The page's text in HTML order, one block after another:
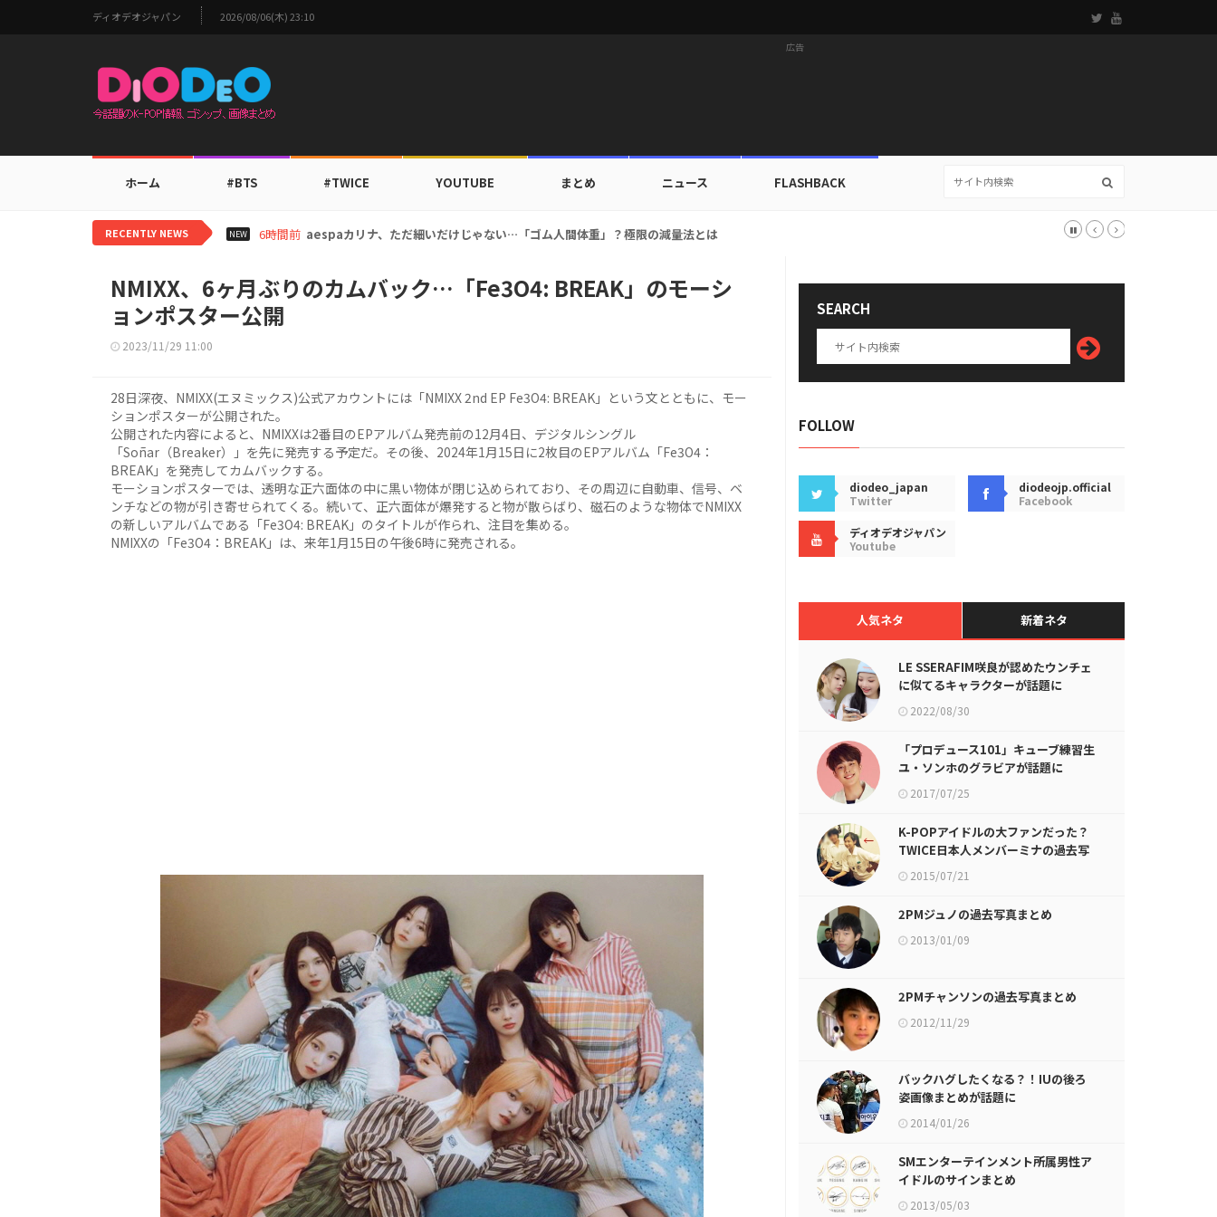
ディオデオジャパン 2026/08/06(木) 23:10
広告
ホーム #BTS #TWICE YOUTUBE まとめ ニュース FLASHBACK
RECENTLY NEWS NEW 8時間前 TWICEモモ、家族にワールドツアーの旅行費用全額サポート！22カ国・64都市以上
NMIXX、6ヶ月ぶりのカムバック…「Fe3O4: BREAK」のモーシ
ョンポスター公開
2023/11/29 11:00
28日深夜、NMIXX(エヌミックス)公式アカウントには「NMIXX 2nd EP Fe3O4: BREAK」という文とともに、モー
ションポスターが公開された。
公開された内容によると、NMIXXは2番目のEPアルバム発売前の12月4日、デジタルシングル
「Soñar（Breaker）」を先に発売する予定だ。その後、2024年1月15日に2枚目のEPアルバム「Fe3O4：
BREAK」を発売してカムバックする。
モーションポスターでは、透明な正六面体の中に黒い物体が閉じ込められており、その周辺に自動車、信号、ベ
ンチなどの物が引き寄せられてくる。続いて、正六面体が爆発すると物が散らばり、磁石のような物体でNMIXX
の新しいアルバムである「Fe3O4: BREAK」のタイトルが作られ、注目を集める。
NMIXXの「Fe3O4：BREAK」は、来年1月15日の午後6時に発売される。
SEARCH
FOLLOW
diodeo_japan
Twitter
diodeojp.official
Facebook
ディオデオジャパン
Youtube
人気ネタ 新着ネタ
LE SSERAFIM咲良が認めたウンチェ
に似てるキャラクターが話題に
2022/08/30
「プロデュース101」キューブ練習生
ユ・ソンホのグラビアが話題に
2017/07/25
K-POPアイドルの大ファンだった？
TWICE日本人メンバーミナの過去写
真まとめが話題に
2015/07/21
2PMジュノの過去写真まとめ
2013/01/09
2PMチャンソンの過去写真まとめ
2012/11/29
バックハグしたくなる？！IUの後ろ
姿画像まとめが話題に
2014/01/26
SMエンターテインメント所属男性ア
イドルのサインまとめ
2013/05/03